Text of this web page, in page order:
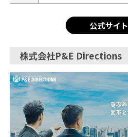
公式サイト
株式会社P&E Directions